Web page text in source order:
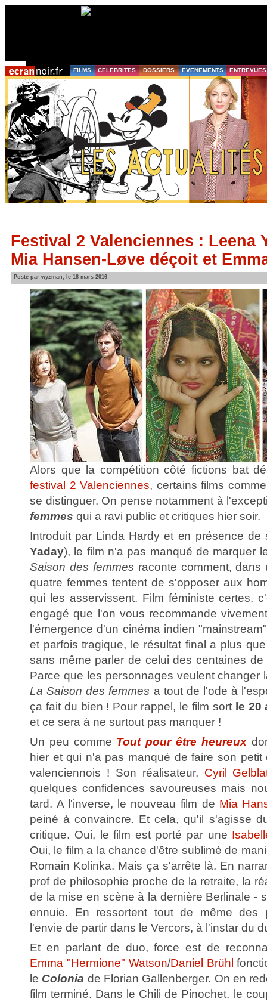
FILMS CELEBRITES DOSSIERS EVENEMENTS ENTREVUES
Festival 2 Valenciennes : Leena
Mia Hansen-Løve déçoit et
Posté par wyzman, le 18 mars 2016
Alors que la compétition côté fictions bat
festival 2 Valenciennes, certains films
se distinguer. On pense notamment à
femmes qui a ravi public et critiques hier soir.
Introduit par Linda Hardy et en présence de
Yaday), le film n'a pas manqué de marquer
Saison des femmes raconte comment,
quatre femmes tentent de s'opposer aux
qui les asservissent. Film féministe certes,
engagé que l'on vous recommande
l'émergence d'un cinéma indien
et parfois tragique, le résultat final a plus
sans même parler de celui des centaines
Parce que les personnages veulent changer
La Saison des femmes a tout de l'ode à
ça fait du bien ! Pour rappel, le film sort le 20
et ce sera à ne surtout pas manquer !
Un peu comme Tout pour être heureux
hier et qui n'a pas manqué de faire son petit
valenciennois ! Son réalisateur, Cyril
quelques confidences savoureuses mais
tard. A l'inverse, le nouveau film de Mia
peiné à convaincre. Et cela, qu'il s'agisse
critique. Oui, le film est porté par une
Oui, le film a la chance d'être sublimé de
Romain Kolinka. Mais ça s'arrête là. En
prof de philosophie proche de la retraite, la
de la mise en scène à la dernière Berlinale -
ennuie. En ressortent tout de même des
l'envie de partir dans le Vercors, à l'instar du
Et en parlant de duo, force est de
Emma "Hermione" Watson/Daniel Brühl
le Colonia de Florian Gallenberger. On en
film terminé. Dans le Chili de Pinochet, le